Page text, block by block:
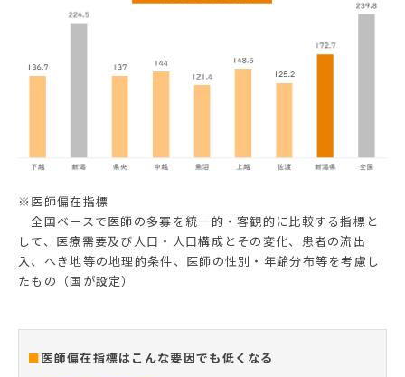
※医師偏在指標
全国ベースで医師の多寡を統一的・客観的に比較する指標と
して、医療需要及び人口・人口構成とその変化、患者の流出
入、へき地等の地理的条件、医師の性別・年齢分布等を考慮し
たもの（国が設定）
■医師偏在指標はこんな要因でも低くなる